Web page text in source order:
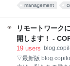
動き出すことはで
そのため、「仮決
どで構成されるべ
と考えています。
使用している「アジ
せていただきまし
たいと思います。
management
リモートワーク
開します！ -
19 users
▽最新版